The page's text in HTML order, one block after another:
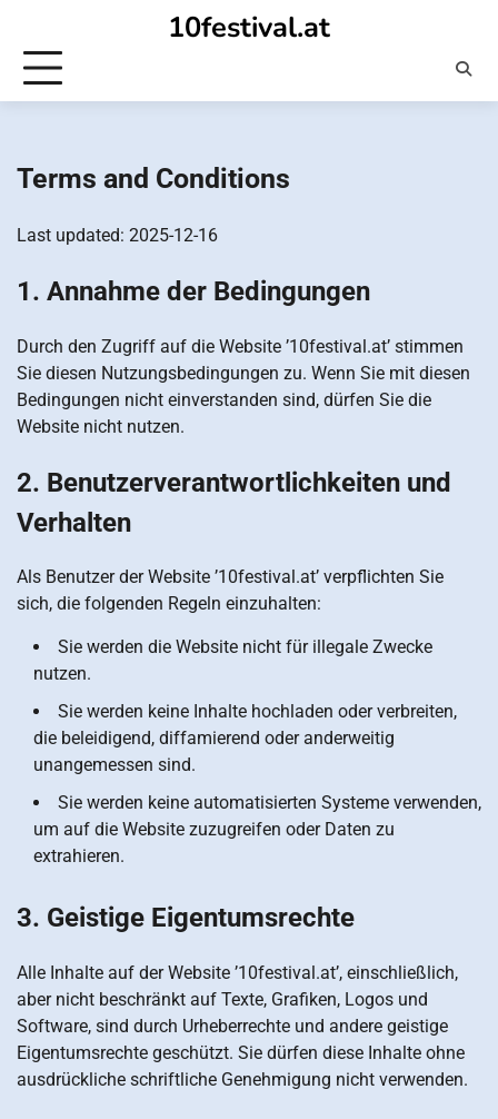
content
10festival.at
Terms and Conditions
Last updated: 2025-12-16
1. Annahme der Bedingungen
Durch den Zugriff auf die Website ’10festival.at’ stimmen
Sie diesen Nutzungsbedingungen zu. Wenn Sie mit diesen
Bedingungen nicht einverstanden sind, dürfen Sie die
Website nicht nutzen.
2. Benutzerverantwortlichkeiten und
Verhalten
Als Benutzer der Website ’10festival.at’ verpflichten Sie
sich, die folgenden Regeln einzuhalten:
Sie werden die Website nicht für illegale Zwecke
nutzen.
Sie werden keine Inhalte hochladen oder verbreiten,
die beleidigend, diffamierend oder anderweitig
unangemessen sind.
Sie werden keine automatisierten Systeme verwenden,
um auf die Website zuzugreifen oder Daten zu
extrahieren.
3. Geistige Eigentumsrechte
Alle Inhalte auf der Website ’10festival.at’, einschließlich,
aber nicht beschränkt auf Texte, Grafiken, Logos und
Software, sind durch Urheberrechte und andere geistige
Eigentumsrechte geschützt. Sie dürfen diese Inhalte ohne
ausdrückliche schriftliche Genehmigung nicht verwenden.